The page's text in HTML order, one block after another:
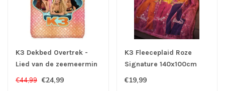
K3 Dekbed Overtrek -
Lied van de zeemeermin
- K3 Film
€44,99 €24,99
K3 Fleeceplaid Roze
Signature 140x100cm
€19,99